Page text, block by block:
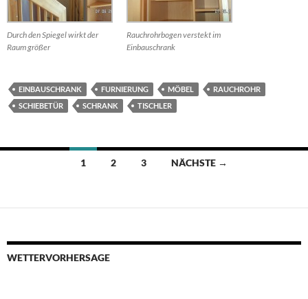
Durch den Spiegel wirkt der
Raum größer
Rauchrohrbogen verstekt im
Einbauschrank
EINBAUSCHRANK FURNIERUNG MÖBEL
RAUCHROHR
SCHIEBETÜR
SCHRANK TISCHLER
Beitragsnavigation
1 2 3 NÄCHSTE →
WETTERVORHERSAGE